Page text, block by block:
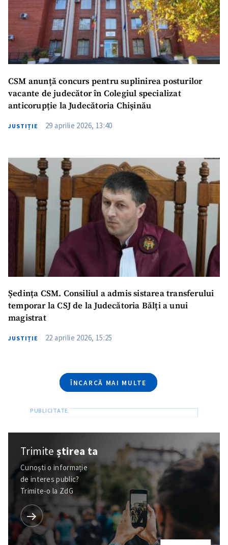
CSM anunță concurs pentru suplinirea posturilor
vacante de judecător în Colegiul specializat
anticorupție la Judecătoria Chișinău
JUSTIȚIE 29 aprilie 2026, 13:40
Ședința CSM. Consiliul a admis sistarea transferului
temporar la CSJ de la Judecătoria Bălți a unui
magistrat
JUSTIȚIE 22 aprilie 2026, 15:25
ÎNCARCĂ MAI MULTE
Trimiteștirea ta
Cunoști o informație
de interes public?
Trimite-o la ZdG
Fotografie
+ Încarcă imagine
Link media
+ Link media
Mesajul știrei
+ Mesajul știrei
Nume+ Numele meu
Email+ Emailul meu
Telefon
+ Telefon personal
Am citit și sunt de
acord cupolitica de
confidențialitate.
TRIMITE ȘTIREA